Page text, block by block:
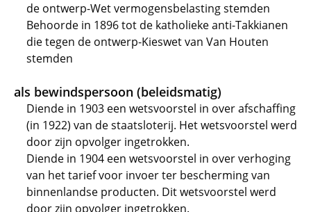
de ontwerp-Wet vermogensbelasting stemden
Behoorde in 1896 tot de katholieke anti-Takkianen
die tegen de ontwerp-Kieswet van Van Houten
stemden
als bewindspersoon (beleidsmatig)
Diende in 1903 een wetsvoorstel in over afschaffing
(in 1922) van de staatsloterij. Het wetsvoorstel werd
door zijn opvolger ingetrokken.
Diende in 1904 een wetsvoorstel in over verhoging
van het tarief voor invoer ter bescherming van
binnenlandse producten. Dit wetsvoorstel werd
door zijn opvolger ingetrokken.